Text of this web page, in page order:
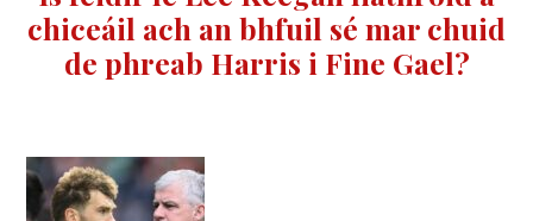
chiceáil ach an bhfuil sé mar chuid
de phreab Harris i Fine Gael?